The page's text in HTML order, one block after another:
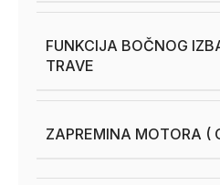
FUNKCIJA BOČNOG
TRAVE
ZAPREMINA MOTORA (